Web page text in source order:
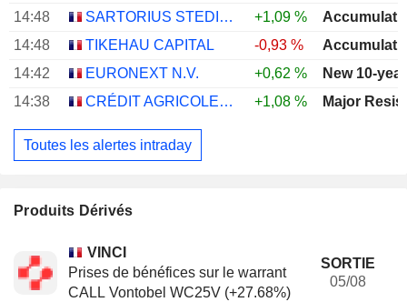
14:48
SARTORIUS STEDIM BIOTECH +1,09 %
14:48
TIKEHAU CAPITAL -0,93 %
14:42
EURONEXT N.V. +0,62 %
New 10-
14:38
CRÉDIT AGRICOLE S.A. +1,08 % Major
Toutes les alertes intraday
Produits Dérivés
VINCI
Prises de bénéfices sur le warrant
CALL Vontobel WC25V (+27.68%)
SORTIE
05/08